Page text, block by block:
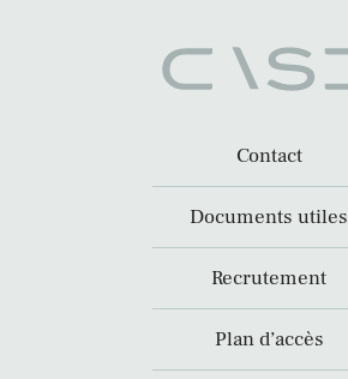
Contact
Documents utiles
Recrutement
Plan d’accès